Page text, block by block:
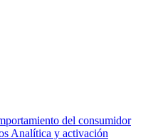
del consumidor
Analítica y activación